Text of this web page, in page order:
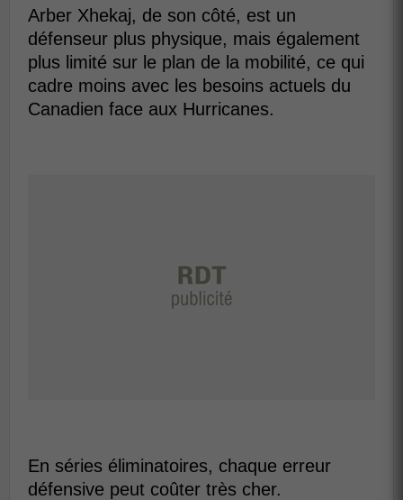
Arber Xhekaj, de son côté, est un
défenseur plus physique, mais également
plus limité sur le plan de la mobilité, ce qui
cadre moins avec les besoins actuels du
Canadien face aux Hurricanes.
En séries éliminatoires, chaque erreur
défensive peut coûter très cher.